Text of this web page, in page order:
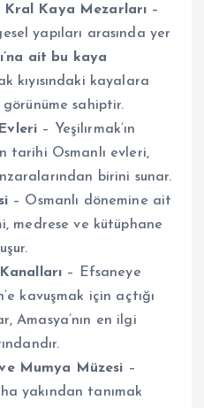
Kral Kaya Mezarları –
yapıları arasında yer
ait bu kaya
kıyısındaki kayalara
sahiptir.
– Yeşilırmak’ın
tarihi Osmanlı evleri,
birini sunar.
– Osmanlı dönemine ait
medrese ve kütüphane
– Efsaneye
kavuşmak için açtığı
Amasya’nın en ilgi
Mumya Müzesi –
yakından tanımak